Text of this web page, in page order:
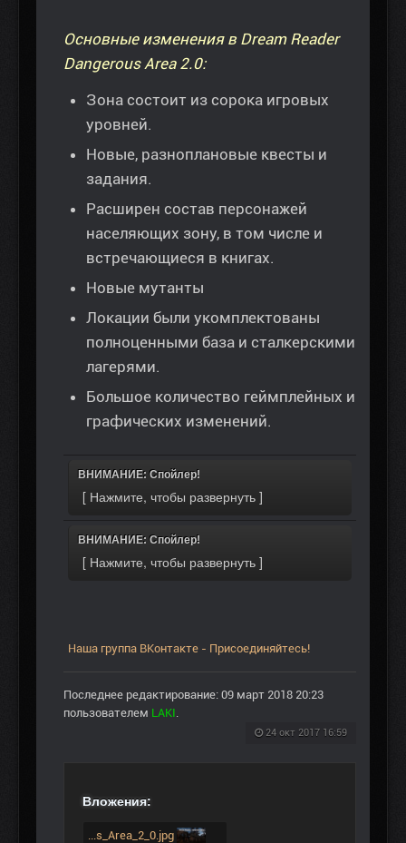
Основные изменения в Dream Reader
Dangerous Area 2.0:
Зона состоит из сорока игровых
уровней.
Новые, разноплановые квесты и
задания.
Расширен состав персонажей
населяющих зону, в том числе и
встречающиеся в книгах.
Новые мутанты
Локации были укомплектованы
полноценными база и сталкерскими
лагерями.
Большое количество геймплейных и
графических изменений.
ВНИМАНИЕ: Спойлер!
ВНИМАНИЕ: Спойлер!
Наша группа ВКонтакте - Присоединяйтесь!
Последнее редактирование: 09 март 2018 20:23
пользователем LAKI
24 окт 2017 16:59
Вложения:
...s_Area_2_0.jpg